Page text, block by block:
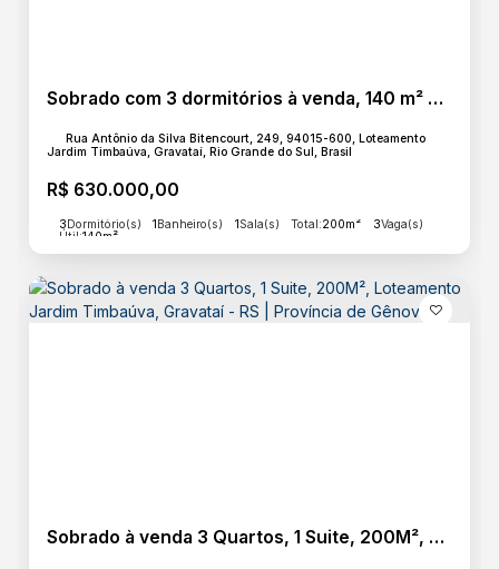
Sobrado com 3 dormitórios à venda, 140 m² por R$ 630.000,00 - Bela Vista - Gravataí/RS
R$ 630.000,00
Rua Antônio da Silva Bitencourt, 249, 94015-600, Loteamento
Jardim Timbaúva, Gravataí, Rio Grande do Sul, Brasil
3Dormitório(s) 1Banheiro(s) 1Sala(s) Total:200m² 3Vaga(s)
Útil:140m²
Sobrado à venda 3 Quartos, 1 Suite, 200M², Loteamento Jardim Timbaúva, Gravataí - RS | Província de Gênova